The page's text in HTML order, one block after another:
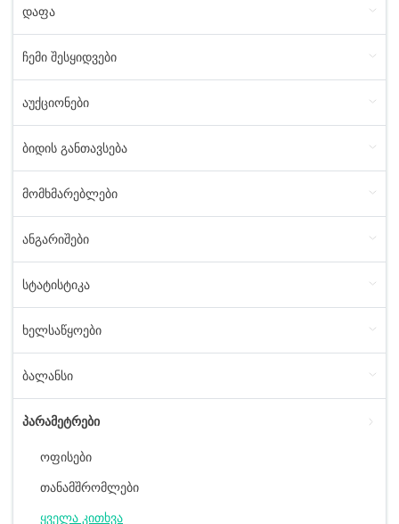
დაფა
ჩემი შესყიდვები
აუქციონები
ბიდის განთავსება
მომხმარებლები
ანგარიშები
სტატისტიკა
ხელსაწყოები
ბალანსი
პარამეტრები
ოფისები
თანამშრომლები
ყველა კითხვა